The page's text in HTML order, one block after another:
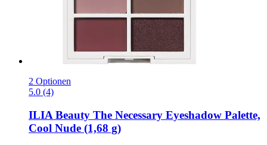
2 Optionen
5.0 (4)
ILIA Beauty The Necessary Eyeshadow Palette,
Cool Nude (1,68 g)